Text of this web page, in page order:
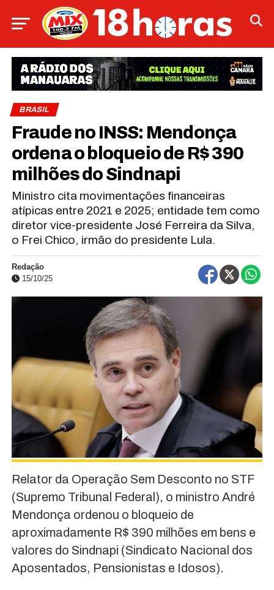
BRASIL
Fraude no INSS: Mendonça
ordena o bloqueio de R$ 390
milhões do Sindnapi
Ministro cita movimentações financeiras
atípicas entre 2021 e 2025; entidade tem como
diretor vice-presidente José Ferreira da Silva,
o Frei Chico, irmão do presidente Lula.
Redação
15/10/25
Relator da Operação Sem Desconto no STF
(Supremo Tribunal Federal), o ministro André
Mendonça ordenou o bloqueio de
aproximadamente R$ 390 milhões em bens e
valores do Sindnapi (Sindicato Nacional dos
Aposentados, Pensionistas e Idosos).